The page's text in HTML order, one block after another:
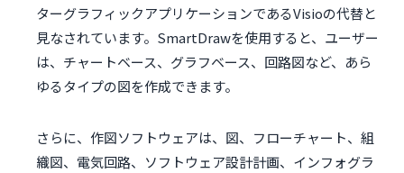
ターグラフィックアプリケーションであるVisioの代替と
見なされています。SmartDrawを使用すると、ユーザー
は、チャートベース、グラフベース、回路図など、あら
ゆるタイプの図を作成できます。
さらに、作図ソフトウェアは、図、フローチャート、組
織図、電気回路、ソフトウェア設計計画、インフォグラ